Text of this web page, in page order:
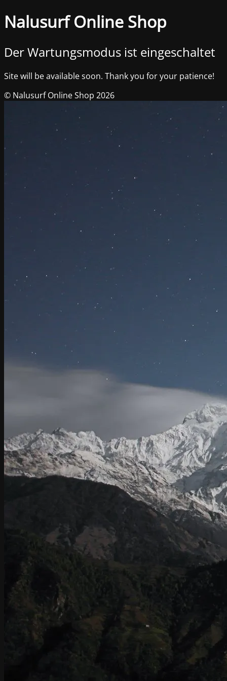
Nalusurf Online Shop
Der Wartungsmodus ist eingeschaltet
Site will be available soon. Thank you for your patience!
© Nalusurf Online Shop 2026